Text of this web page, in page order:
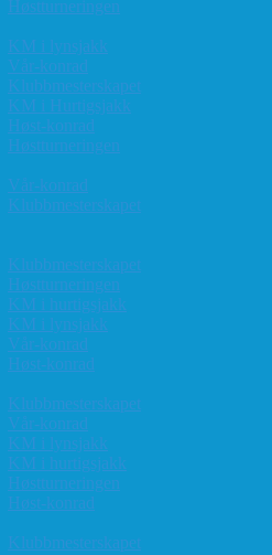
Høstturneringen
KM i lynsjakk
Vår-konrad
Klubbmesterskapet
KM i Hurtigsjakk
Høst-konrad
Høstturneringen
Vår-konrad
Klubbmesterskapet
Klubbmesterskapet
Høstturneringen
KM i hurtigsjakk
KM i lynsjakk
Vår-konrad
Høst-konrad
Klubbmesterskapet
Vår-konrad
KM i lynsjakk
KM i hurtigsjakk
Høstturneringen
Høst-konrad
Klubbmesterskapet